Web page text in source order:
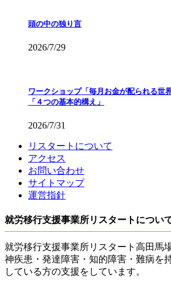
頭の中の独り言
2026/7/29
ワークショップ「毎月お金が配られる世
「４つの基本的構え」
2026/7/31
リスタートについて
アクセス
お問い合わせ
サイトマップ
運営指針
就労移行支援事業所リスタートについ
就労移行支援事業所リスタート高田馬
神疾患・発達障害・知的障害・難病を
している方の支援をしています。